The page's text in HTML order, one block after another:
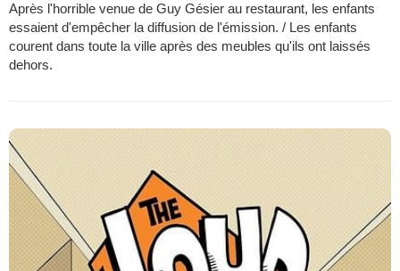
Après l'horrible venue de Guy Gésier au restaurant, les enfants
essaient d'empêcher la diffusion de l'émission. / Les enfants
courent dans toute la ville après des meubles qu'ils ont laissés
dehors.